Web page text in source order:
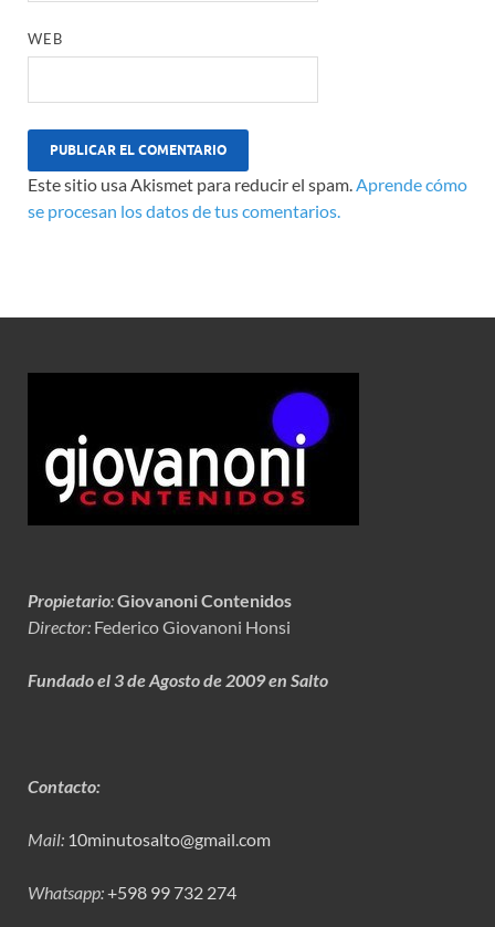
WEB
Este sitio usa Akismet para reducir el spam.Aprende cómo
se procesan los datos de tus comentarios.
Propietario:Giovanoni Contenidos
Director: Federico Giovanoni Honsi
Fundado el 3 de Agosto de 2009 en Salto
Contacto:
Mail: 10minutosalto@gmail.com
Whatsapp:+598 99 732 274